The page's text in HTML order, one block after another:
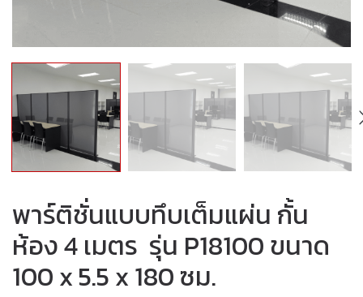
พาร์ติชั่นแบบทึบเต็มแผ่น กั้น
ห้อง 4 เมตร รุ่น P18100 ขนาด
100 x 5.5 x 180 ซม.